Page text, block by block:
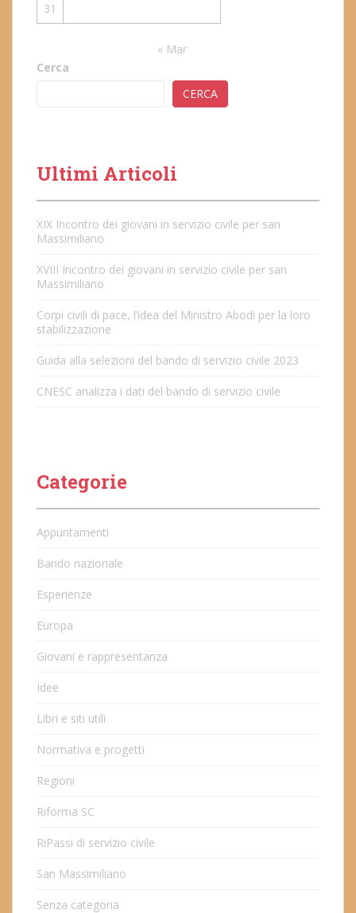
31
« Mar
Cerca
CERCA
Ultimi Articoli
XIX Incontro dei giovani in servizio civile per san
Massimiliano
XVIII Incontro dei giovani in servizio civile per san
Massimiliano
Corpi civili di pace, l’idea del Ministro Abodi per la loro
stabilizzazione
Guida alla selezioni del bando di servizio civile 2023
CNESC analizza i dati del bando di servizio civile
Categorie
Appuntamenti
Bando nazionale
Esperienze
Europa
Giovani e rappresentanza
Idee
Libri e siti utili
Normativa e progetti
Regioni
Riforma SC
RiPassi di servizio civile
San Massimiliano
Senza categoria